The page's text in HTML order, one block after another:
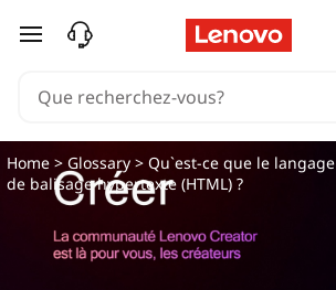
passer au contenu principal
Home >Glossary > Qu`est-ce que le langage
de balisage hypertexte (HTML) ?